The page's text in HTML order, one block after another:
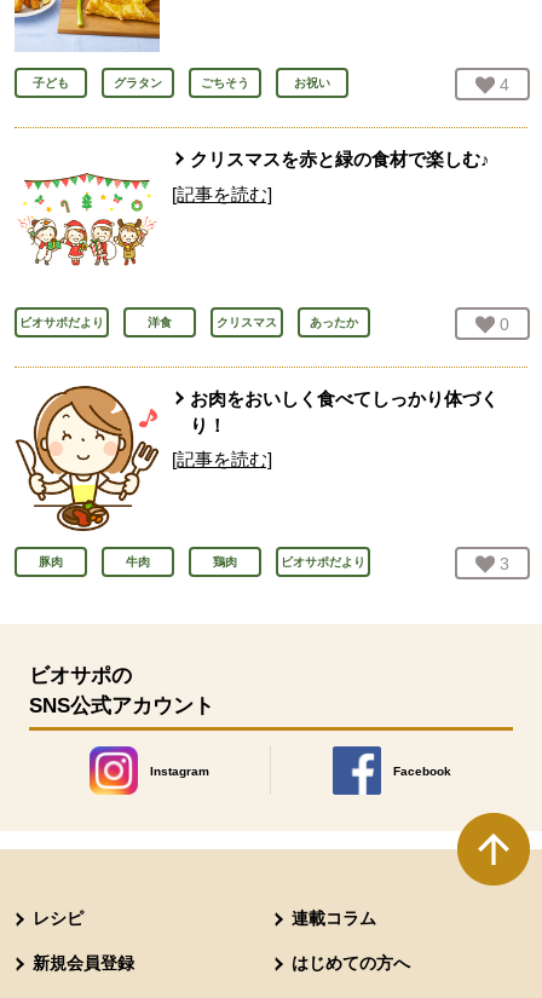
子ども グラタン ごちそう お祝い お気
4
クリスマスを赤と緑の食材で楽しむ♪
[記事を読む]
ビオサポだより 洋食 クリスマス あったか お気
0
お肉をおいしく食べてしっかり体づく
り！
[記事を読む]
豚肉 牛肉 鶏肉 ビオサポだより お気
3
ビオサポの
SNS公式アカウント
Instagram
別のウィンドウで開きます。
Facebook
別のウィンドウで開きます
レシピ 連載コラム
新規会員登録 はじめての方へ